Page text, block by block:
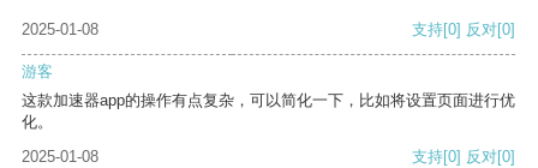
2025-01-08 支持[0] 反对[0]
游客
这款加速器app的操作有点复杂，可以简化一下，比如将设置页面进行优
化。
2025-01-08
支持[0] 反对[0]